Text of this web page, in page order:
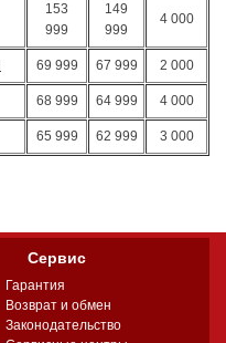
153
999
149
999
4 000
69 999 67 999 2 000
68 999 64 999 4 000
65 999 62 999 3 000
Сервис
Гарантия
Возврат и обмен
Законодательство